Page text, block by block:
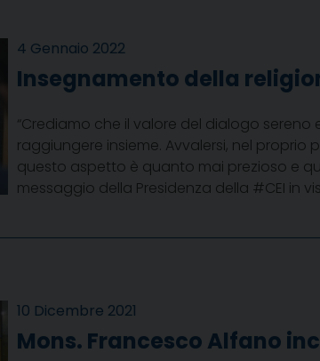
4 Gennaio 2022
Insegnamento della
“Crediamo che il valore del dialogo
raggiungere insieme. Avvalersi, nel
questo aspetto è quanto mai prezioso e
messaggio della Presidenza della #CEI in
10 Dicembre 2021
Mons. Francesco Alfano